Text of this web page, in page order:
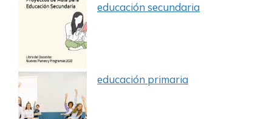
educación secundaria
educación primaria